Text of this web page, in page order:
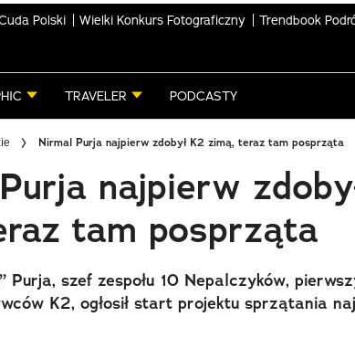
Polski Wielki Konkurs Fotograficzny Trendbook
TRAVELER PODCASTY
Nirmal Purja najpierw zdobył K2 zimą, teraz tam posprząta
najpierw
tam posprząta
Purja, szef zespołu 10 Nepalczyków,
K2, ogłosił start projektu sprzątania